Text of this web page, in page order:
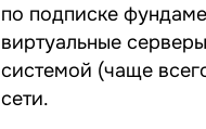
по подписке
виртуальные
системой (чаще
сети.